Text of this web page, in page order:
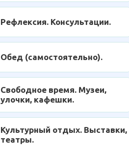
Рефлексия. Консультации.
Обед (самостоятельно).
Свободное время. Музеи,
улочки, кафешки.
Культурный отдых. Выставки,
театры.